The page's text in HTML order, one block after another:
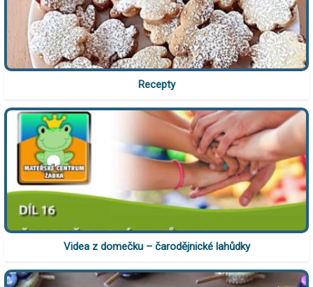
Recepty
Videa z domečku – čarodějnické lahůdky